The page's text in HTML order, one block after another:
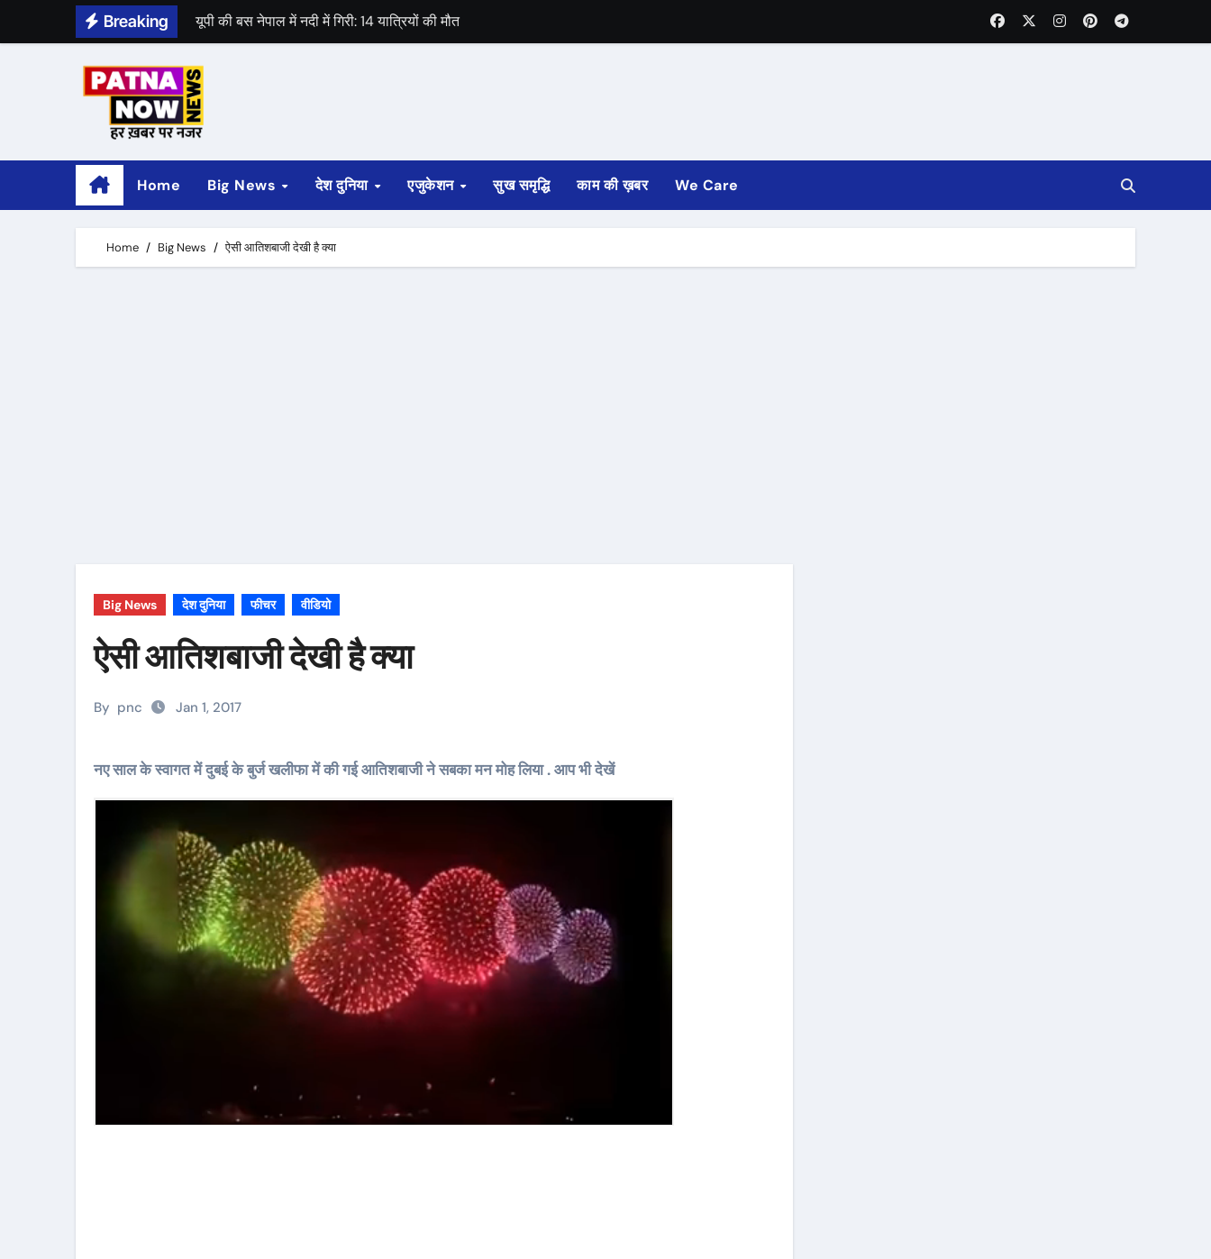
Breaking
पहला स्पेस-डे आज, एक साल पहले चंद्रयान लैंड हुआ था
श्याम रजक ने राजद से दिया इस्तीफा
Home Big News देश दुनिया एजुकेशन सुख समृद्धि काम की ख़बर We Care
Home Big News ऐसी आतिशबाजी देखी है क्या
Big News देश दुनिया फीचर वीडियो
ऐसी आतिशबाजी देखी है क्या
By pnc Jan 1, 2017
नए साल के स्वागत में दुबई के बुर्ज खलीफा में की गई आतिशबाजी ने सबका मन मोह लिया . आप भी देखें